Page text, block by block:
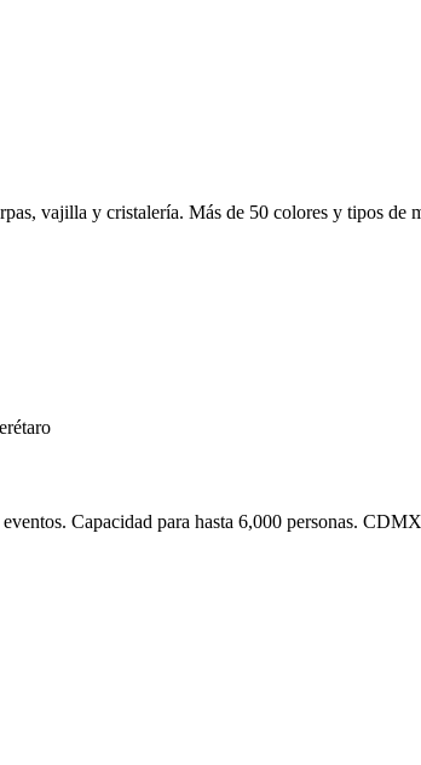
vajilla y cristalería. Más de 50 colores y tipos
Capacidad para hasta 6,000 personas.